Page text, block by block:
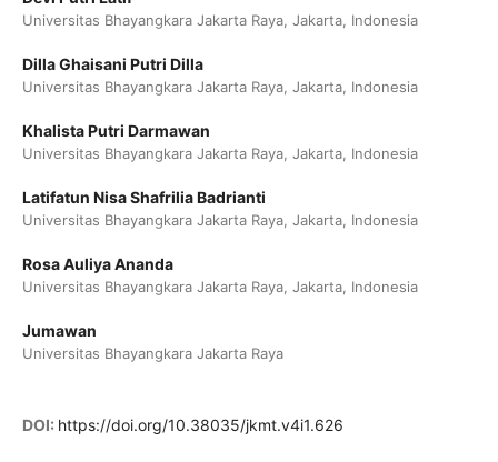
Universitas Bhayangkara Jakarta Raya, Jakarta, Indonesia
Dilla Ghaisani Putri Dilla
Universitas Bhayangkara Jakarta Raya, Jakarta, Indonesia
Khalista Putri Darmawan
Universitas Bhayangkara Jakarta Raya, Jakarta, Indonesia
Latifatun Nisa Shafrilia Badrianti
Universitas Bhayangkara Jakarta Raya, Jakarta, Indonesia
Rosa Auliya Ananda
Universitas Bhayangkara Jakarta Raya, Jakarta, Indonesia
Jumawan
Universitas Bhayangkara Jakarta Raya
DOI: https://doi.org/10.38035/jkmt.v4i1.626